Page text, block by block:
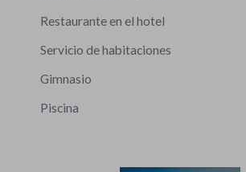
Restaurante en el hotel
Servicio de habitaciones
Gimnasio
Piscina